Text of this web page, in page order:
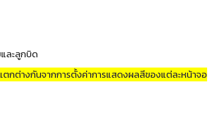
ละลูกบิด
ต่างกันจากการตั้งค่าการแสดงผลสีของแต่ละหน้าจอ